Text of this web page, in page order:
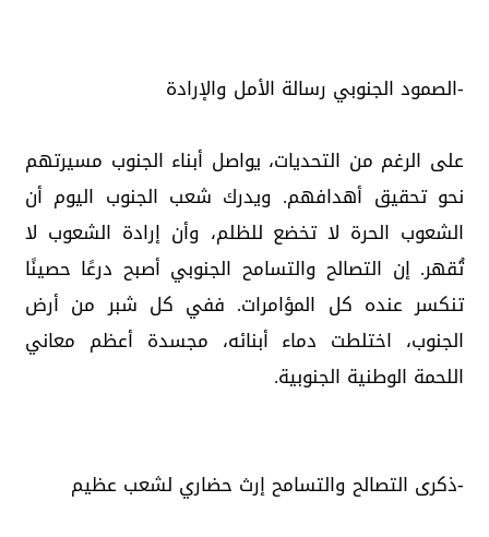
-الصمود الجنوبي رسالة الأمل والإرادة
على الرغم من التحديات، يواصل أبناء الجنوب مسيرتهم
نحو تحقيق أهدافهم. ويدرك شعب الجنوب اليوم أن
الشعوب الحرة لا تخضع للظلم، وأن إرادة الشعوب لا
تُقهر. إن التصالح والتسامح الجنوبي أصبح درعًا حصينًا
تنكسر عنده كل المؤامرات. ففي كل شبر من أرض
الجنوب، اختلطت دماء أبنائه، مجسدة أعظم معاني
اللحمة الوطنية الجنوبية.
-ذكرى التصالح والتسامح إرث حضاري لشعب عظيم